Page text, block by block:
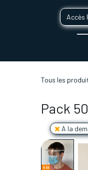
Accès
Tous les
Pack
A la